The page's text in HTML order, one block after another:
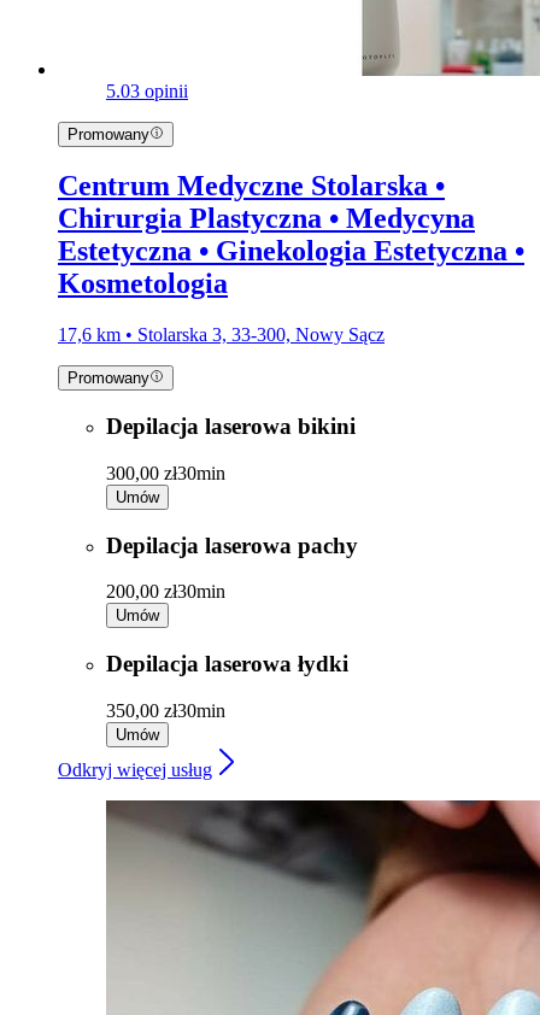
5.03 opinii
Promowany
Centrum Medyczne Stolarska •
Chirurgia Plastyczna • Medycyna
Estetyczna • Ginekologia Estetyczna •
Kosmetologia
17,6 km • Stolarska 3, 33-300, Nowy Sącz
Promowany
Depilacja laserowa bikini
300,00 zł30min
Umów
Depilacja laserowa pachy
200,00 zł30min
Umów
Depilacja laserowa łydki
350,00 zł30min
Umów
Odkryj więcej usług